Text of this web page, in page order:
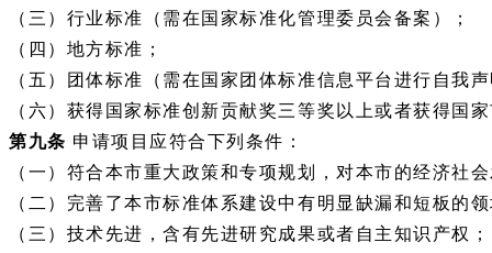
（三）行业标准（需在国家标准化管理委员会备案）；
（四）地方标准；
（五）团体标准（需在国家团体标准信息平台进行自我
（六）获得国家标准创新贡献奖三等奖以上或者获得国
第九条 申请项目应符合下列条件：
（一）符合本市重大政策和专项规划，对本市的经济社
（二）完善了本市标准体系建设中有明显缺漏和短板的
（三）技术先进，含有先进研究成果或者自主知识产权；